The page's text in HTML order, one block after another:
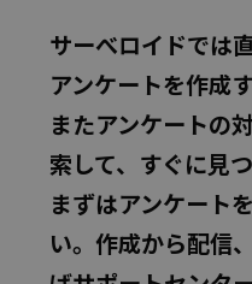
サーべロイドでは
アンケートを作成
またアンケートの
索して、すぐに見
まずはアンケート
い。作成から配信